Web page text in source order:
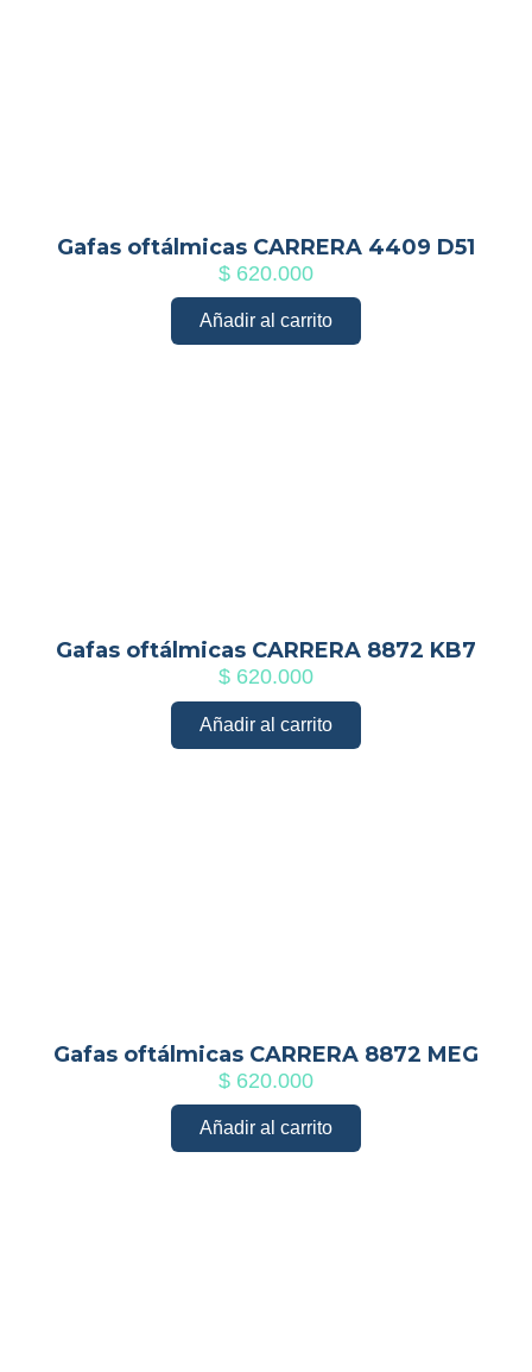
Gafas oftálmicas CARRERA 4409 D51
$ 620.000
Añadir al carrito
Gafas oftálmicas CARRERA 8872 KB7
$ 620.000
Añadir al carrito
Gafas oftálmicas CARRERA 8872 MEG
$ 620.000
Añadir al carrito